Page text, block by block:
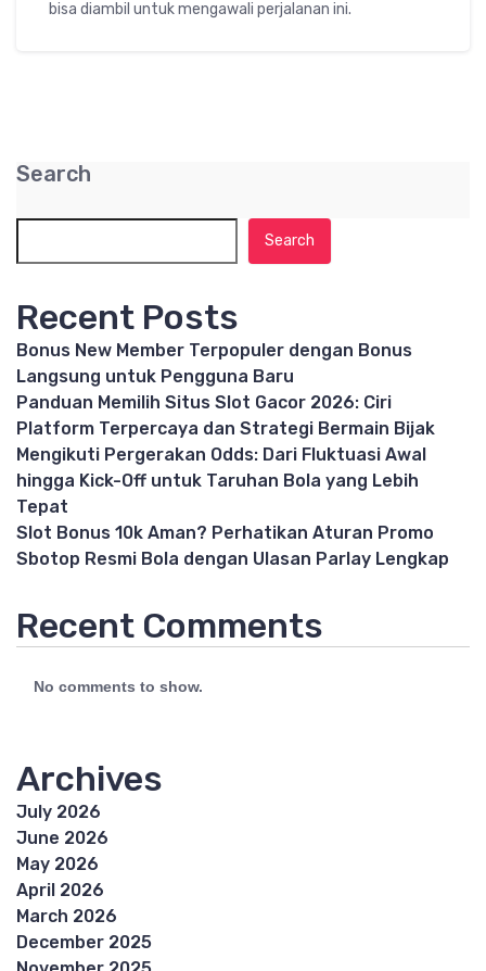
bisa diambil untuk mengawali perjalanan ini.
Search
Search
Recent Posts
Bonus New Member Terpopuler dengan Bonus
Langsung untuk Pengguna Baru
Panduan Memilih Situs Slot Gacor 2026: Ciri
Platform Terpercaya dan Strategi Bermain Bijak
Mengikuti Pergerakan Odds: Dari Fluktuasi Awal
hingga Kick-Off untuk Taruhan Bola yang Lebih
Tepat
Slot Bonus 10k Aman? Perhatikan Aturan Promo
Sbotop Resmi Bola dengan Ulasan Parlay Lengkap
Recent Comments
No comments to show.
Archives
July 2026
June 2026
May 2026
April 2026
March 2026
December 2025